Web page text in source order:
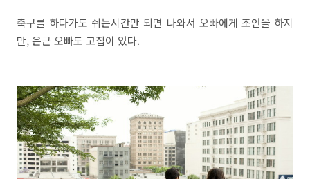
축구를 하다가도 쉬는시간만 되면 나와서 오빠에게 조언을 하지
만, 은근 오빠도 고집이 있다.